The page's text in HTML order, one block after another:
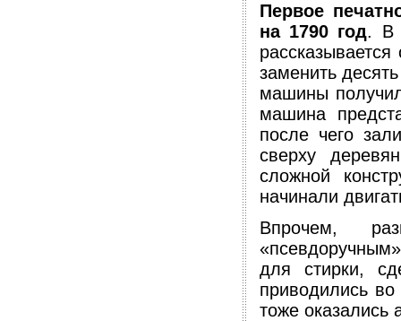
Первое
на 1790 год. В
заменить
машины
машина
после чего
сверху
сложной
начинали
Впрочем,
для стирки,
приводились
тоже оказались